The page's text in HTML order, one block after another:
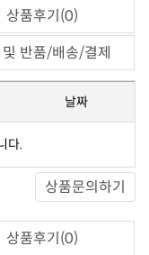
상품후기(0)
반품/배송/결제
날짜
다.
상품문의하기
상품후기(0)